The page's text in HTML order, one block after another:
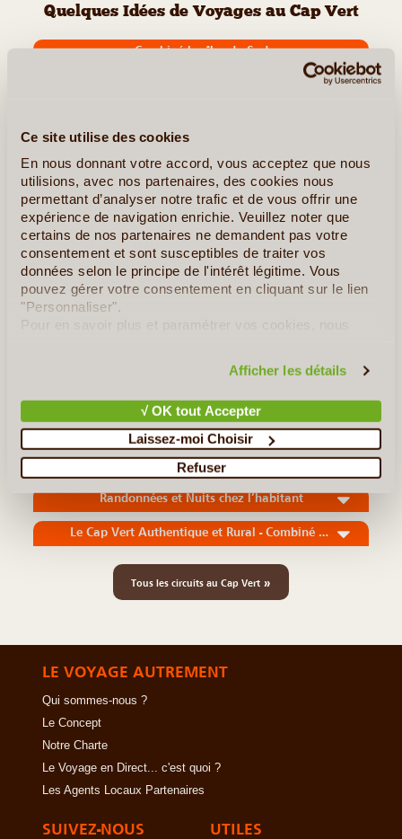
Ce site utilise des cookies
En nous donnant votre accord, vous acceptez que nous
utilisions, avec nos partenaires, des cookies nous
permettant d’analyser notre trafic et de vous offrir une
expérience de navigation enrichie. Veuillez noter que
certains de nos partenaires ne demandent pas votre
consentement et sont susceptibles de traiter vos
données selon le principe de l'intérêt légitime. Vous
pouvez gérer votre consentement en cliquant sur le lien
"Personnaliser".
Pour en savoir plus et paramétrer vos cookies, nous
Afficher les détails
√ OK tout Accepter
Laissez-moi Choisir
Refuser
Quelques Idées de Voyages au Cap Vert
Combiné les îles du Sud
14J/13N ©
Découvrez les montagnes les plus emblématiques de l’archipel,
locale et rurale, des rencontres inoubliables au fil (...)
En détail ≻
Duo d'Iles au Cap Vert
Randonnées et Nuits chez l’habitant
Le Cap Vert Authentique et Rural - Combiné 4 îles
Tous les circuits au Cap Vert »
LE VOYAGE AUTREMENT
Qui sommes-nous ?
Le Concept
Notre Charte
Le Voyage en Direct... c'est quoi ?
Les Agents Locaux Partenaires
SUIVEZ-NOUS UTILES